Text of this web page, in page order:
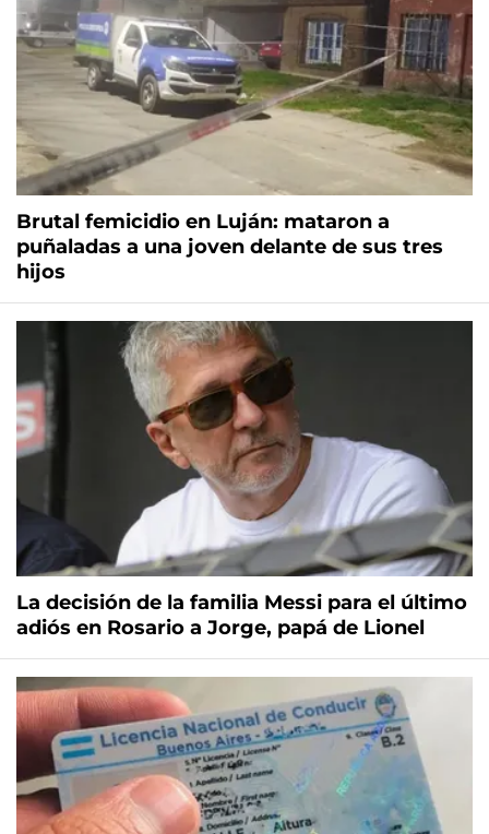
Brutal femicidio en Luján: mataron a
puñaladas a una joven delante de sus tres
hijos
La decisión de la familia Messi para el último
adiós en Rosario a Jorge, papá de Lionel